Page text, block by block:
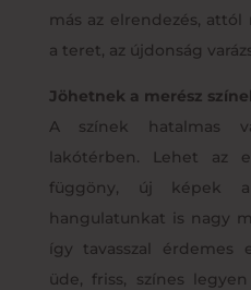
más az elrendezés,
a teret, az újdonság
Jöhetnek a merész
A színek hatalmas
lakótérben. Lehet az
függöny, új képek
hangulatunkat is nagy
így tavasszal érdemes
üde, friss, színes